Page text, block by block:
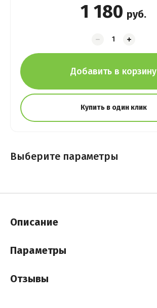
1 180 руб.
Добавить в корзину
Купить в один клик
Выберите параметры
Описание
Параметры
Отзывы